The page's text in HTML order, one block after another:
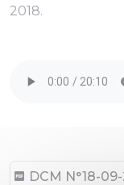
2018.
DCM N°18-